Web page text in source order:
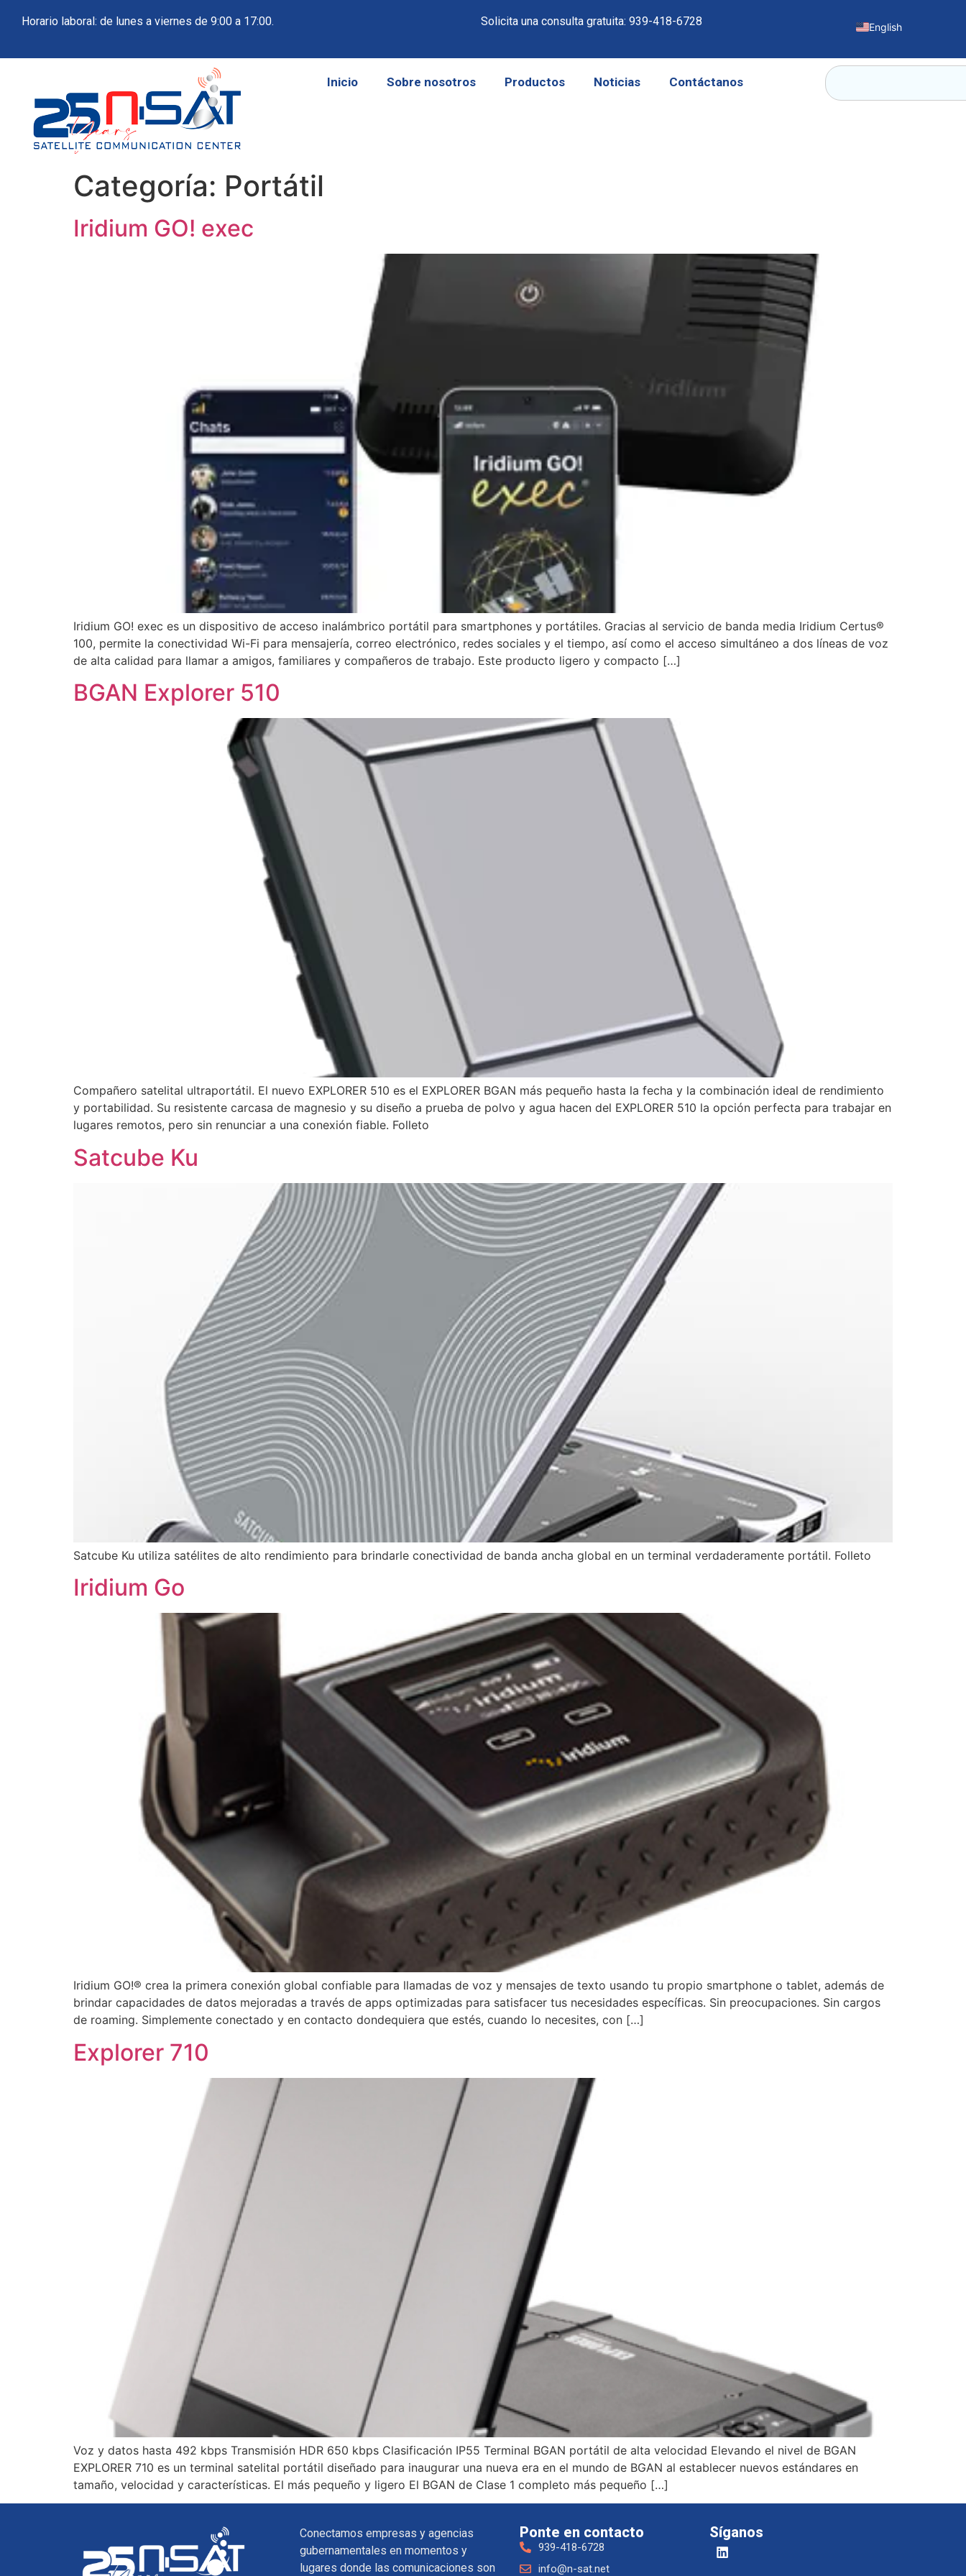
Horario laboral: de lunes a viernes de 9:00 a 17:00. Solicita una consulta gratuita: 939-418-6728 English
Inicio Sobre nosotros Productos Noticias Contáctanos
Categoría: Portátil
Iridium GO! exec
Iridium GO! exec es un dispositivo de acceso inalámbrico portátil para smartphones y portátiles. Gracias al servicio de banda media Iridium Certus®
100, permite la conectividad Wi-Fi para mensajería, correo electrónico, redes sociales y el tiempo, así como el acceso simultáneo a dos líneas de voz
de alta calidad para llamar a amigos, familiares y compañeros de trabajo. Este producto ligero y compacto […]
BGAN Explorer 510
Compañero satelital ultraportátil. El nuevo EXPLORER 510 es el EXPLORER BGAN más pequeño hasta la fecha y la combinación ideal de rendimiento
y portabilidad. Su resistente carcasa de magnesio y su diseño a prueba de polvo y agua hacen del EXPLORER 510 la opción perfecta para trabajar en
lugares remotos, pero sin renunciar a una conexión fiable. Folleto
Satcube Ku
Satcube Ku utiliza satélites de alto rendimiento para brindarle conectividad de banda ancha global en un terminal verdaderamente portátil. Folleto
Iridium Go
Iridium GO!® crea la primera conexión global confiable para llamadas de voz y mensajes de texto usando tu propio smartphone o tablet, además de
brindar capacidades de datos mejoradas a través de apps optimizadas para satisfacer tus necesidades específicas. Sin preocupaciones. Sin cargos
de roaming. Simplemente conectado y en contacto dondequiera que estés, cuando lo necesites, con […]
Explorer 710
Voz y datos hasta 492 kbps Transmisión HDR 650 kbps Clasificación IP55 Terminal BGAN portátil de alta velocidad Elevando el nivel de BGAN
EXPLORER 710 es un terminal satelital portátil diseñado para inaugurar una nueva era en el mundo de BGAN al establecer nuevos estándares en
tamaño, velocidad y características. El más pequeño y ligero El BGAN de Clase 1 completo más pequeño […]
Conectamos empresas y agencias
gubernamentales en momentos y
lugares donde las comunicaciones son
Ponte en contacto
939-418-6728
info@n-sat.net
Síganos